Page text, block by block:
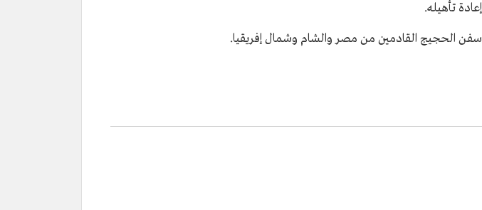
تأهيله.
وسفن الحجيج القادمين من مصر والشام وشمال إفريقيا.